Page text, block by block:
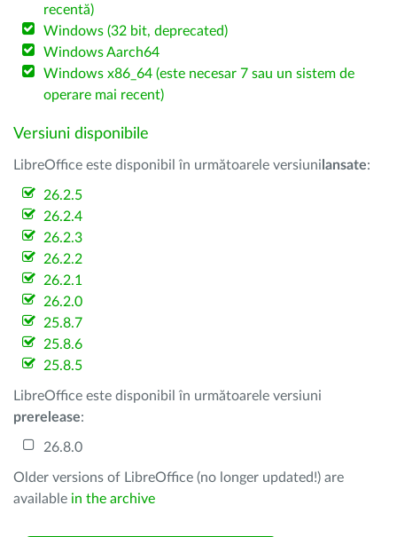
recentă)
Windows (32 bit, deprecated)
Windows Aarch64
Windows x86_64 (este necesar 7 sau un sistem de
operare mai recent)
Versiuni disponibile
LibreOffice este disponibil în următoarele versiuni lansate:
26.2.5
26.2.4
26.2.3
26.2.2
26.2.1
26.2.0
25.8.7
25.8.6
25.8.5
LibreOffice este disponibil în următoarele versiuni
prerelease:
26.8.0
Older versions of LibreOffice (no longer updated!) are
available in the archive